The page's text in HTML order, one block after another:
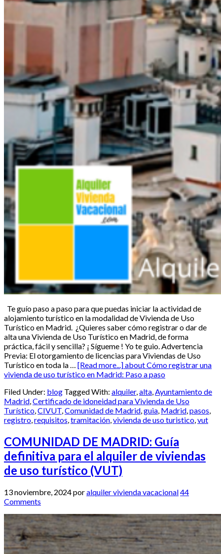
Te guío paso a paso para que puedas iniciar la actividad de
alojamiento turístico en la modalidad de Vivienda de Uso
Turístico en Madrid. ¿Quieres saber cómo registrar o dar de
alta una Vivienda de Uso Turístico en Madrid, de forma
práctica, fácil y sencilla? ¡ Sígueme ! Yo te guio. Advertencia
Previa: El otorgamiento de licencias para Viviendas de Uso
Turístico en toda la … [Read more...]about Cómo registrar una
vivienda de uso turístico en Madrid: Paso a paso
Filed Under: blog Tagged With: alquiler,alta,Ayuntamiento de
Madrid,Certificado de idoneidad para Vivienda de Uso
Turístico,CIVUT,Comunidad de Madrid,guia, Madrid,pasos,
registro,requisitos,tramitación,vivienda de uso turistico,vut
COMUNIDAD DE MADRID: Guía
definitiva para el alquiler de viviendas
de uso turístico (VUT)
13 noviembre, 2024poralquiler vivienda vacacional44
Comments